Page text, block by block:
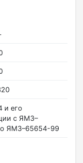
и его
с ЯМЗ–
ЯМЗ–65654-99